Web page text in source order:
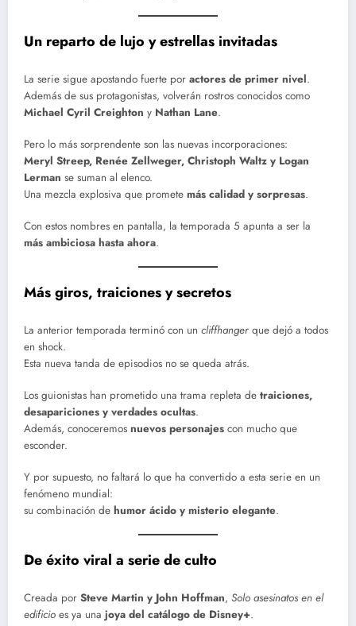
Un reparto de lujo y estrellas invitadas
La serie sigue apostando fuerte por actores de primer nivel.
Además de sus protagonistas, volverán rostros conocidos como
Michael Cyril Creighton y Nathan Lane.
Pero lo más sorprendente son las nuevas incorporaciones:
Meryl Streep, Renée Zellweger, Christoph Waltz y Logan
Lerman se suman al elenco.
Una mezcla explosiva que promete más calidad y sorpresas.
Con estos nombres en pantalla, la temporada 5 apunta a ser la
más ambiciosa hasta ahora.
Más giros, traiciones y secretos
La anterior temporada terminó con un cliffhanger que dejó a todos
en shock.
Esta nueva tanda de episodios no se queda atrás.
Los guionistas han prometido una trama repleta de traiciones,
desapariciones y verdades ocultas.
Además, conoceremos nuevos personajes con mucho que
esconder.
Y por supuesto, no faltará lo que ha convertido a esta serie en un
fenómeno mundial:
su combinación de humor ácido y misterio elegante.
De éxito viral a serie de culto
Creada por Steve Martin y John Hoffman, Solo asesinatos en el
edificio es ya una joya del catálogo de Disney+.